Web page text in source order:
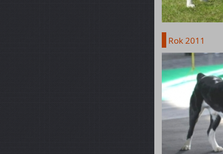
Rok 2011